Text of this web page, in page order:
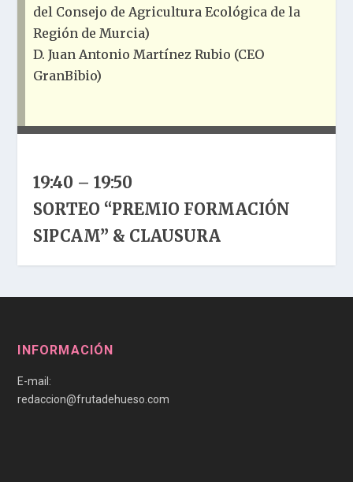
del Consejo de Agricultura Ecológica de la
Región de Murcia)
D. Juan Antonio Martínez Rubio (CEO
GranBibio)
19:40 – 19:50
SORTEO “PREMIO FORMACIÓN
SIPCAM” & CLAUSURA
INFORMACIÓN
E-mail:
redaccion@frutadehueso.com